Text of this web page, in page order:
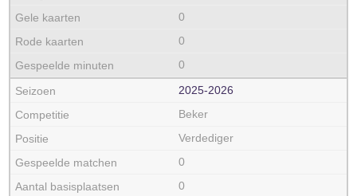
0
0
0
2025‑2026
Beker
Verdediger
0
0